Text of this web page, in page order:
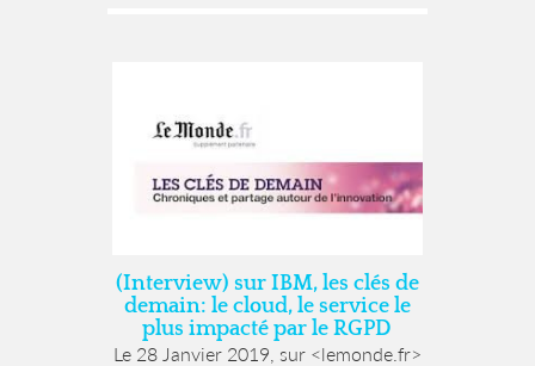
(Interview) sur IBM, les clés de
demain: le cloud, le service le
plus impacté par le RGPD
Le 28 Janvier 2019, sur <lemonde.fr>